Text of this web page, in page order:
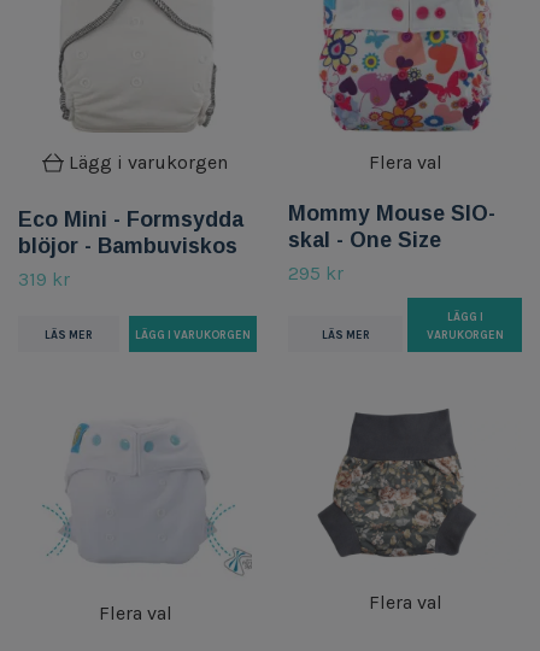
Lägg i varukorgen
Eco Mini - Formsydda
blöjor - Bambuviskos
319 kr
LÄS MER
Flera val
Mommy Mouse SIO-
skal - One Size
295 kr
LÄS MER
LÄGG I
VARUKORGEN
Flera val
Flera val